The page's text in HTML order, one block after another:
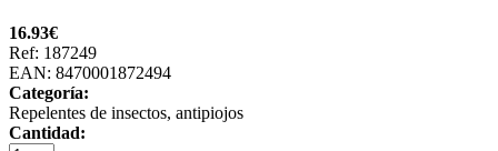
16.93€
Ref: 187249
EAN: 8470001872494
Categoría:
Repelentes de insectos, antipiojos
Cantidad: